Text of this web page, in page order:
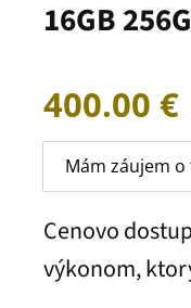
16GB
400.00 €
Mám záujem
Cenovo
výkonom,